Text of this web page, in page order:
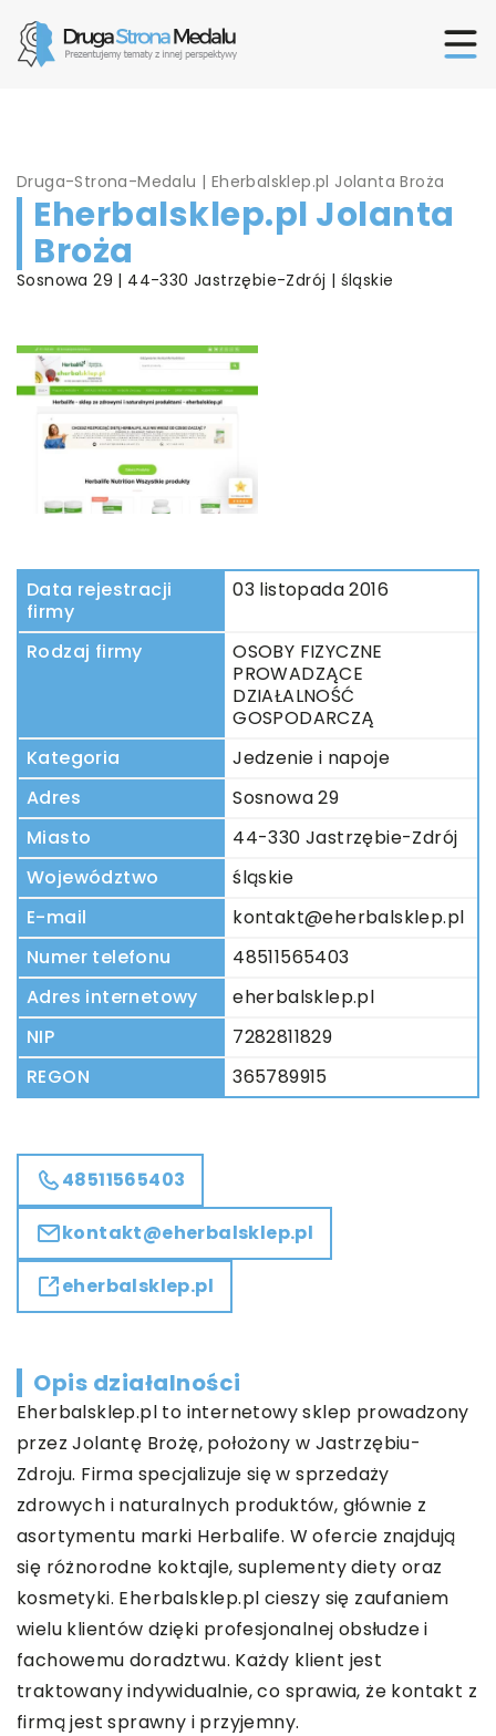
Druga-Strona-Medalu | Eherbalsklep.pl Jolanta Broża
Eherbalsklep.pl Jolanta
Broża
Sosnowa 29 | 44-330 Jastrzębie-Zdrój | śląskie
Data rejestracji
firmy
03 listopada 2016
Rodzaj firmy
OSOBY FIZYCZNE
PROWADZĄCE
DZIAŁALNOŚĆ
GOSPODARCZĄ
Kategoria
Jedzenie i napoje
Adres
Sosnowa 29
Miasto
44-330 Jastrzębie-Zdrój
Województwo
śląskie
E-mail
kontakt@eherbalsklep.pl
Numer telefonu
48511565403
Adres internetowy
eherbalsklep.pl
NIP
7282811829
REGON
365789915
48511565403
kontakt@eherbalsklep.pl
eherbalsklep.pl
Opis działalności
Eherbalsklep.pl to internetowy sklep prowadzony
przez Jolantę Brożę, położony w Jastrzębiu-
Zdroju. Firma specjalizuje się w sprzedaży
zdrowych i naturalnych produktów, głównie z
asortymentu marki Herbalife. W ofercie znajdują
się różnorodne koktajle, suplementy diety oraz
kosmetyki. Eherbalsklep.pl cieszy się zaufaniem
wielu klientów dzięki profesjonalnej obsłudze i
fachowemu doradztwu. Każdy klient jest
traktowany indywidualnie, co sprawia, że kontakt z
firmą jest sprawny i przyjemny.